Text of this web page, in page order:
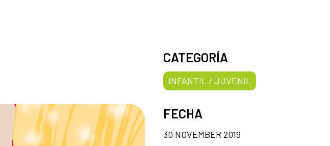
CATEGORÍA
INFANTIL / JUVENIL
FECHA
30 NOVEMBER 2019